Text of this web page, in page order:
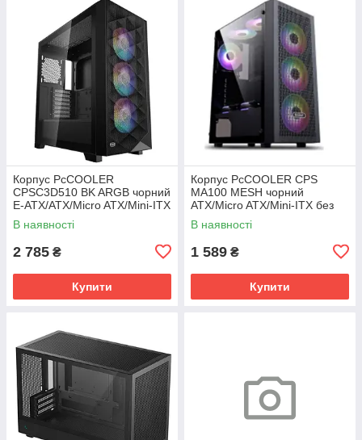
Корпус PcCOOLER
CPSC3D510 BK ARGB чорний
E-ATX/ATX/Micro ATX/Mini-ITX
без БП
(LxWxH)455*220*491мм/
В наявності
2 785 ₴
Купити
Корпус PcCOOLER CPS
MA100 MESH чорний
ATX/Micro ATX/Mini-ITX без
БП (LxWxH)360x200x446мм/
В наявності
1 589 ₴
Купити